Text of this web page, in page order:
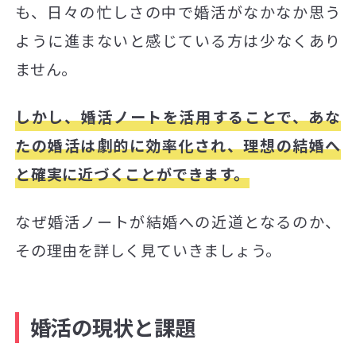
も、日々の忙しさの中で婚活がなかなか思う
ように進まないと感じている方は少なくあり
ません。
しかし、婚活ノートを活用することで、あな
たの婚活は劇的に効率化され、理想の結婚へ
と確実に近づくことができます。
なぜ婚活ノートが結婚への近道となるのか、
その理由を詳しく見ていきましょう。
婚活の現状と課題